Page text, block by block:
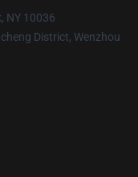
NY 10036
District, Wenzhou